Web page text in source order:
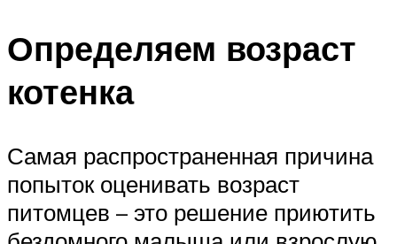
Определяем возраст
котенка
Самая распространенная причина
попыток оценивать возраст
питомцев – это решение приютить